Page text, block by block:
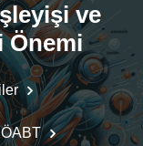
ve
Önemi